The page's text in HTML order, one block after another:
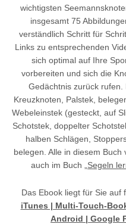
wichtigsten
insgesamt 75
verständlich Schritt für
Links zu entsprechenden
sich optimal auf Ihre
vorbereiten und sich die
Gedächtnis zurück rufen.
Kreuzknoten, Palstek,
Webeleinstek (gesteckt, auf
Schotstek, doppelter
halben Schlägen,
belegen. Alle in diesem
auch im Buch „ Segeln
Das Ebook liegt für Sie auf
iTunes | Multi-Touch-
Android | Google